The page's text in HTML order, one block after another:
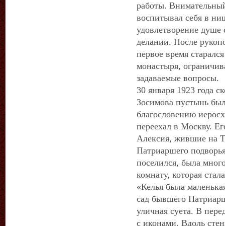
работы.
воспитывал себя в
удовлетворение душе
делании. После
первое время
монастыря,
задаваемые вопросы.
30 января 1923 года
Зосимова пустынь
благословению
переехал в Москву.
Алексия, жившие на
Патриаршего
поселился, была
комнату, которая
«Келья была
сад бывшего
уличная суета. В
с иконами. Вдоль